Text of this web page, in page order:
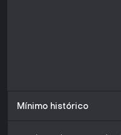
Mínimo histórico